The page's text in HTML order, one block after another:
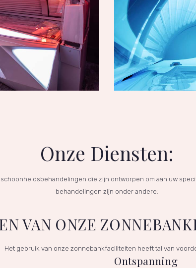
Onze Diensten:
die zijn ontworpen om aan uw
behandelingen zijn onder andere:
VAN ONZE
Het gebruik van onze zonnebankfaciliteiten heeft tal van
Ontspanning